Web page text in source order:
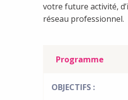
votre future activité,
réseau professionnel.
Programme
OBJECTIFS :